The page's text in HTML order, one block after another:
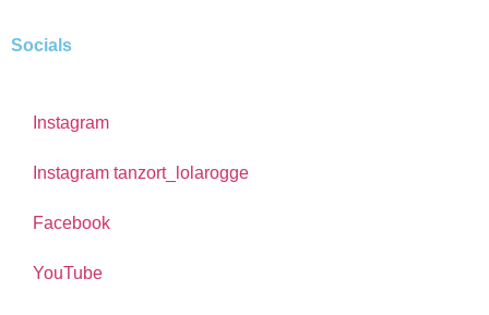
Socials
Instagram
Instagram tanzort_lolarogge
Facebook
YouTube